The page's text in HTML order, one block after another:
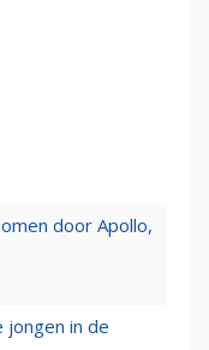
door Apollo,
jongen in de